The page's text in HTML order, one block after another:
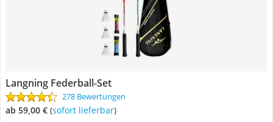
Langning Federball-Set
278 Bewertungen
ab 59,00 € ( Sofort lieferbar)